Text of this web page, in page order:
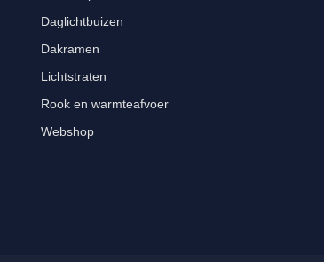
Daglichtbuizen
Dakramen
Lichtstraten
Rook en warmteafvoer
Webshop